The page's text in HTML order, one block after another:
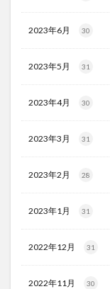
2023年6月 30
2023年5月 31
2023年4月 30
2023年3月 31
2023年2月 28
2023年1月 31
2022年12月 31
2022年11月 30